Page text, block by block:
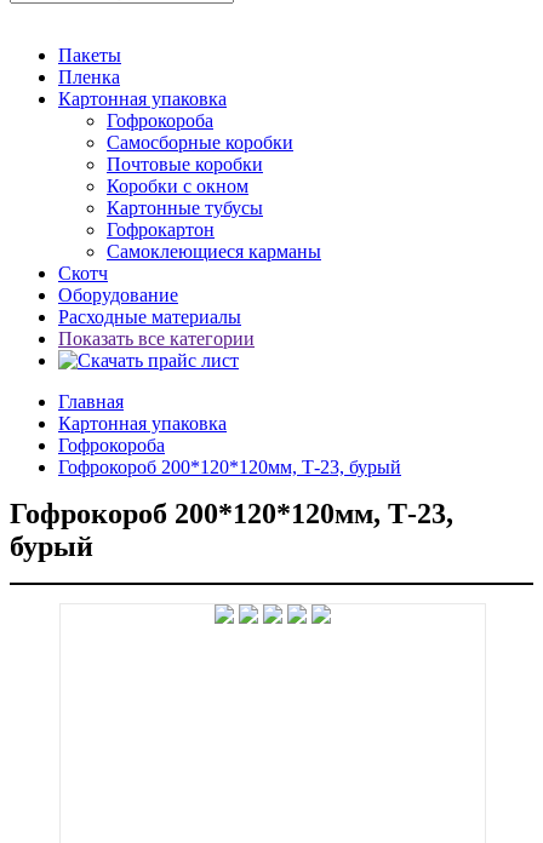
Пакеты
Пленка
Картонная упаковка
Гофрокороба
Самосборные коробки
Почтовые коробки
Коробки с окном
Картонные тубусы
Гофрокартон
Самоклеющиеся карманы
Скотч
Оборудование
Расходные материалы
Показать все категории
Главная
Картонная упаковка
Гофрокороба
Гофрокороб 200*120*120мм, Т-23, бурый
Гофрокороб 200*120*120мм, Т-23,
бурый